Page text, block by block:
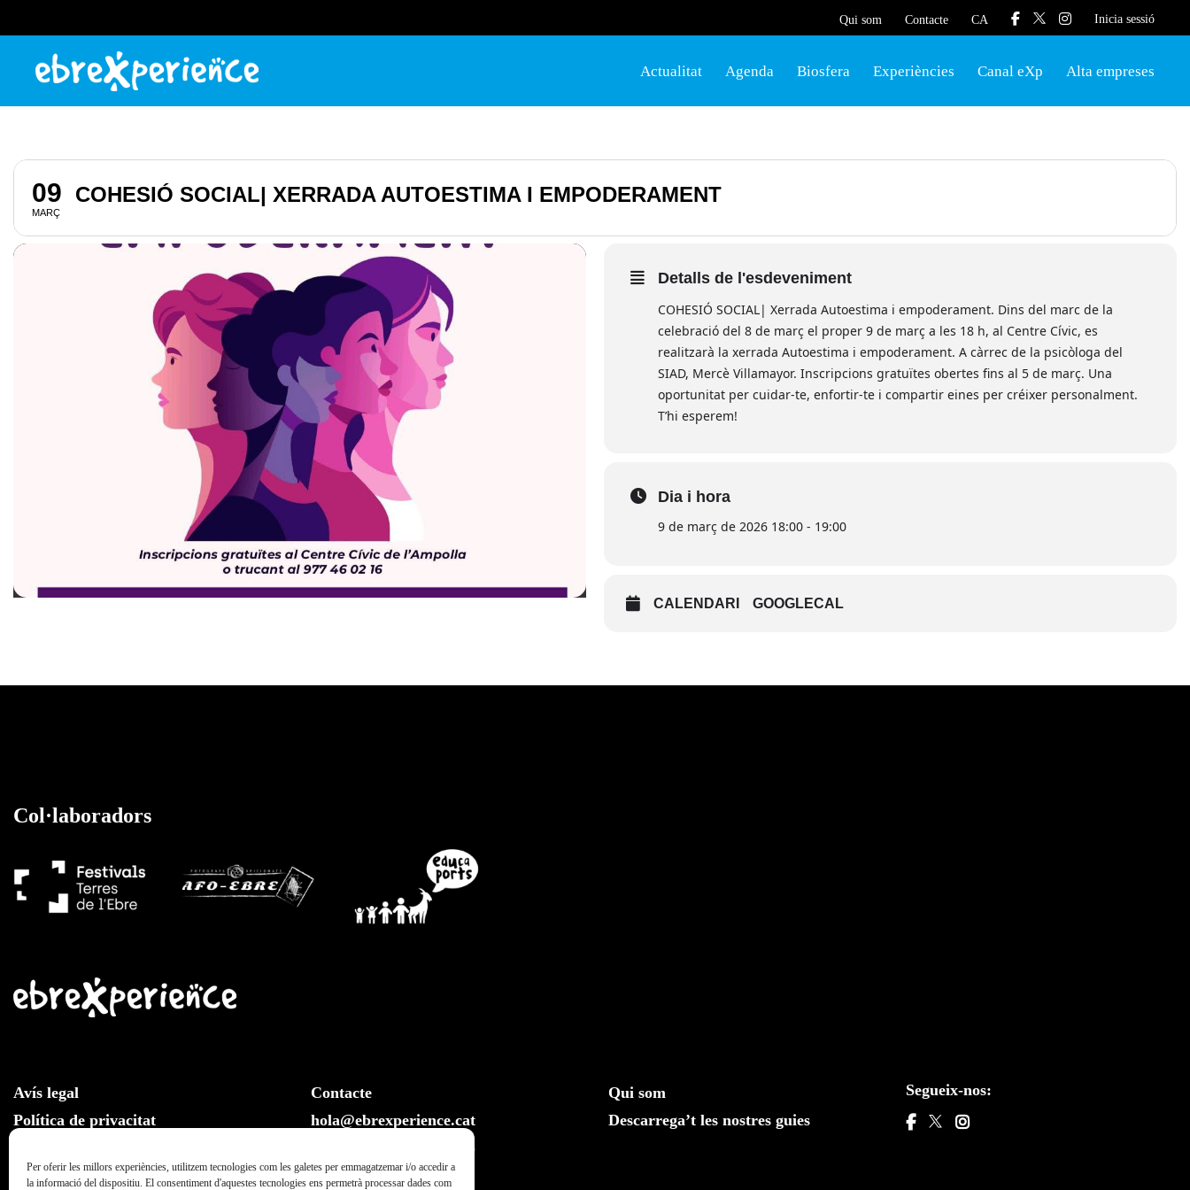
Per oferir les millors experiències, utilitzem tecnologies com les galetes per emmagatzemar i/o accedir a
la informació del dispositiu. El consentiment d'aquestes tecnologies ens permetrà processar dades com
Qui som Contacte CA Inicia sessió
Actualitat Agenda Biosfera Experiències Canal eXp Alta empreses
09
MARÇ
COHESIÓ SOCIAL| XERRADA AUTOESTIMA I EMPODERAMENT
Detalls de l'esdeveniment
COHESIÓ SOCIAL| Xerrada Autoestima i empoderament. Dins del marc de la
celebració del 8 de març el proper 9 de març a les 18 h, al Centre Cívic, es
realitzarà la xerrada Autoestima i empoderament. A càrrec de la psicòloga del
SIAD, Mercè Villamayor. Inscripcions gratuïtes obertes fins al 5 de març. Una
oportunitat per cuidar-te, enfortir-te i compartir eines per créixer personalment.
T’hi esperem!
Dia i hora
9 de març de 2026 18:00 - 19:00
CALENDARI GOOGLECAL
Col·laboradors
Avís legal
Política de privacitat
Contacte
hola@ebrexperience.cat
610 20 33 25
Qui som
Descarrega’t les nostres guies
Segueix-nos: